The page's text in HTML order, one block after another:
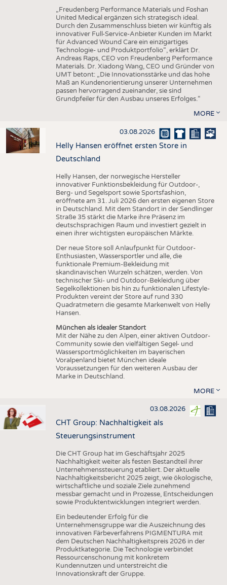
„Freudenberg Performance Materials und Foshan
United Medical ergänzen sich strategisch ideal.
Durch den Zusammenschluss bieten wir künftig als
innovativer Full-Service-Anbieter Kunden im Markt
für Advanced Wound Care ein einzigartiges
Technologie- und Produktportfolio“, erklärt Dr.
Andreas Raps, CEO von Freudenberg Performance
Materials. Dr. Xiadong Wang, CEO und Gründer von
UMT betont: „Die Innovationsstärke und das hohe
Maß an Kundenorientierung unserer Unternehmen
passen hervorragend zueinander, sie sind
Grundpfeiler für den Ausbau unseres Erfolges.“
MORE
03.08.2026
Helly Hansen eröffnet ersten Store in
Deutschland
Helly Hansen, der norwegische Hersteller
innovativer Funktionsbekleidung für Outdoor-,
Berg- und Segelsport sowie Sportsfashion,
eröffnete am 31. Juli 2026 den ersten eigenen Store
in Deutschland. Mit dem Standort in der Sendlinger
Straße 35 stärkt die Marke ihre Präsenz im
deutschsprachigen Raum und investiert gezielt in
einen ihrer wichtigsten europäischen Märkte.
Der neue Store soll Anlaufpunkt für Outdoor-
Enthusiasten, Wassersportler und alle, die
funktionale Premium-Bekleidung mit
skandinavischen Wurzeln schätzen, werden. Von
technischer Ski- und Outdoor-Bekleidung über
Segelkollektionen bis hin zu funktionalen Lifestyle-
Produkten vereint der Store auf rund 330
Quadratmetern die gesamte Markenwelt von Helly
Hansen.
München als idealer Standort
Mit der Nähe zu den Alpen, einer aktiven Outdoor-
Community sowie den vielfältigen Segel- und
Wassersportmöglichkeiten im bayerischen
Voralpenland bietet München ideale
Voraussetzungen für den weiteren Ausbau der
Marke in Deutschland.
MORE
03.08.2026
CHT Group: Nachhaltigkeit als
Steuerungsinstrument
Die CHT Group hat im Geschäftsjahr 2025
Nachhaltigkeit weiter als festen Bestandteil ihrer
Unternehmenssteuerung etabliert. Der aktuelle
Nachhaltigkeitsbericht 2025 zeigt, wie ökologische,
wirtschaftliche und soziale Ziele zunehmend
messbar gemacht und in Prozesse, Entscheidungen
sowie Produktentwicklungen integriert werden.
Ein bedeutender Erfolg für die
Unternehmensgruppe war die Auszeichnung des
innovativen Färbeverfahrens PIGMENTURA mit
dem Deutschen Nachhaltigkeitspreis 2026 in der
Produktkategorie. Die Technologie verbindet
Ressourcenschonung mit konkretem
Kundennutzen und unterstreicht die
Innovationskraft der Gruppe.